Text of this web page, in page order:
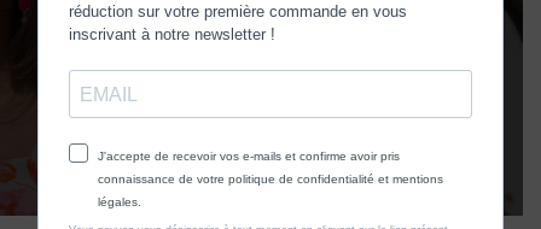
Découvrez la sélection Turquoise et
faites rayonner la femme qui est en